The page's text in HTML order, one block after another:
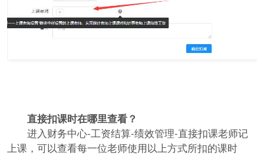
直接扣课时在哪里查看？
进入财务中心-工资结算-绩效管理-直接扣课老师记
上课，可以查看每一位老师使用以上方式所扣的课时